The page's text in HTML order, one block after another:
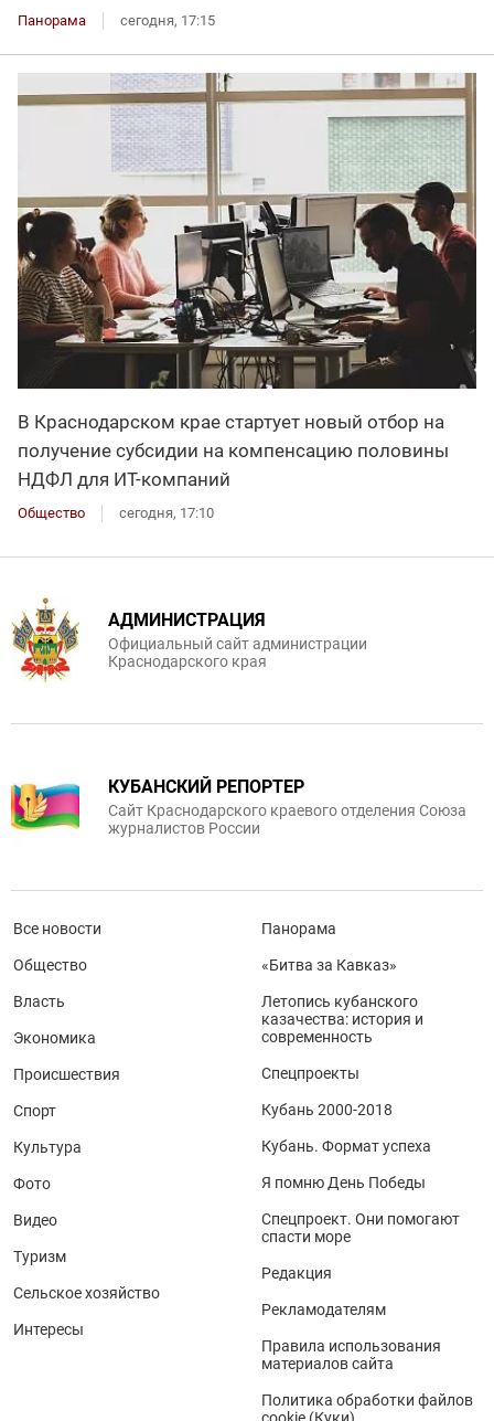
Панорама сегодня, 17:15
В Краснодарском крае стартует новый отбор на
получение субсидии на компенсацию половины
НДФЛ для ИT-компаний
Общество сегодня, 17:10
АДМИНИСТРАЦИЯ
Официальный сайт администрации
Краснодарского края
КУБАНСКИЙ РЕПОРТЕР
Сайт Краснодарского краевого отделения Союза
журналистов России
Все новости
Общество
Власть
Экономика
Происшествия
Спорт
Культура
Фото
Видео
Туризм
Сельское хозяйство
Интересы
Панорама
«Битва за Кавказ»
Летопись кубанского
казачества: история и
современность
Спецпроекты
Кубань 2000-2018
Кубань. Формат успеха
Я помню День Победы
Спецпроект. Они помогают
спасти море
Редакция
Рекламодателям
Правила использования
материалов сайта
Политика обработки файлов